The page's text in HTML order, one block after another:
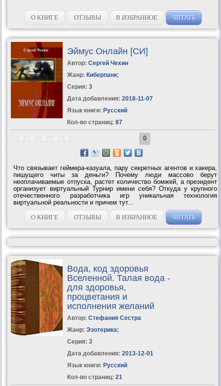
О КНИГЕ ОТЗЫВЫ В ИЗБРАННОЕ ЧИТАТЬ
Эймус Онлайн [СИ]
Автор: Сергей Чехин
Жанр: Киберпанк;
Серия: 3
Дата добавления: 2018-11-07
Язык книги: Русский
Кол-во страниц: 87
0
Что связывает геймера-казуала, пару секретных агентов и хакера,
пишущего читы за деньги? Почему люди массово берут
неоплачиваемые отпуска, растет количество бомжей, а президент
организует виртуальный Турнир имени себя? Откуда у крупного
отечественного разработчика игр уникальная технология
виртуальной реальности и причем тут...
О КНИГЕ
ОТЗЫВЫ В ИЗБРАННОЕ ЧИТАТЬ
Вода, код здоровья
Вселенной. Талая вода -
для здоровья,
процветания и
исполнения желаний
Автор: Стефания Сестра
Жанр: Эзотерика;
Серия: 3
Дата добавления: 2013-12-01
Язык книги: Русский
Кол-во страниц: 21